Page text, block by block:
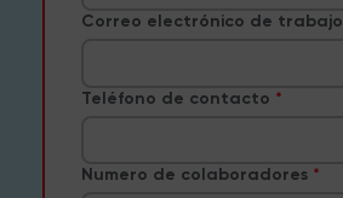
Correo electrónico de trabajo
Teléfono de contacto
Numero de colaboradores